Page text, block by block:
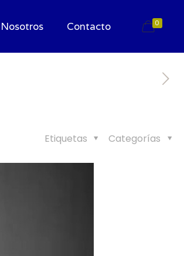
Nosotros Contacto 0
Categorías
Etiquetas